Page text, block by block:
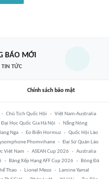
BÁO MỚI
TỨC
Chính sách bảo mật
Chủ Tịch Quốc Hội
Việt Nam-Australia
Đại Học Quốc Gia Hà Nội
Nắng Nóng
Nga Eo Biển Hormuz
Quốc Hội Lào
Phomvihane
Đại Sứ Quán Lào
Việt Nam ASEAN Cup 2026
Australia
Bảng Xếp Hạng AFF Cup 2026
Bóng Đá
Thao Lionel Messi
Lamine Yamal